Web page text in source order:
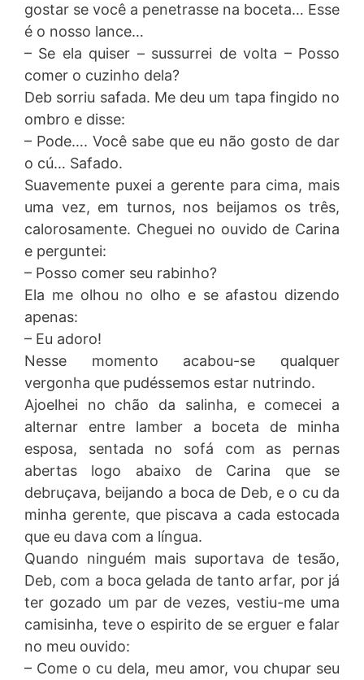
gostar se você a penetrasse na boceta… Esse
é o nosso lance…
– Se ela quiser – sussurrei de volta – Posso
comer o cuzinho dela?
Deb sorriu safada. Me deu um tapa fingido no
ombro e disse:
– Pode…. Você sabe que eu não gosto de dar
o cú… Safado.
Suavemente puxei a gerente para cima, mais
uma vez, em turnos, nos beijamos os três,
calorosamente. Cheguei no ouvido de Carina
e perguntei:
– Posso comer seu rabinho?
Ela me olhou no olho e se afastou dizendo
apenas:
– Eu adoro!
Nesse momento acabou-se qualquer
vergonha que pudéssemos estar nutrindo.
Ajoelhei no chão da salinha, e comecei a
alternar entre lamber a boceta de minha
esposa, sentada no sofá com as pernas
abertas logo abaixo de Carina que se
debruçava, beijando a boca de Deb, e o cu da
minha gerente, que piscava a cada estocada
que eu dava com a língua.
Quando ninguém mais suportava de tesão,
Deb, com a boca gelada de tanto arfar, por já
ter gozado um par de vezes, vestiu-me uma
camisinha, teve o espirito de se erguer e falar
no meu ouvido:
– Come o cu dela, meu amor, vou chupar seu